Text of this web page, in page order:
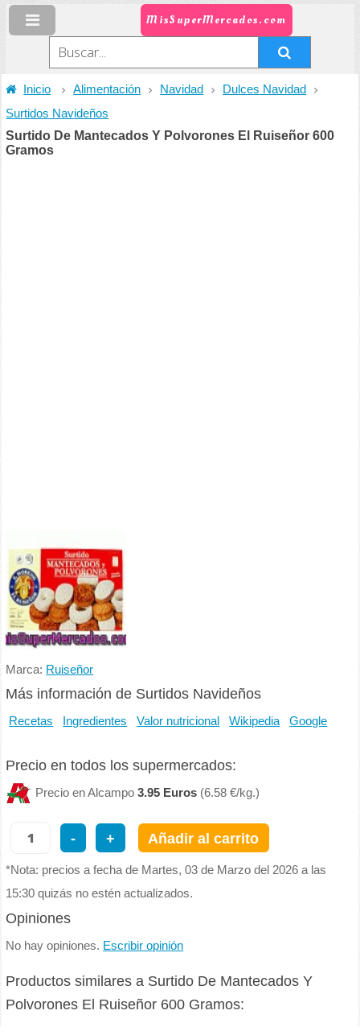
MisSuperMercados.com
Inicio Alimentación Navidad
Dulces Navidad
Surtidos Navideños
Surtido De Mantecados Y Polvorones El Ruiseñor 600
Gramos
Marca: Ruiseñor
Más información de Surtidos Navideños
Recetas Ingredientes Valor nutricional Wikipedia Google
Precio en todos los supermercados:
Precio en Alcampo3.95 Euros (6.58 €/kg.)
- + Añadir al carrito
*Nota: precios a fecha de Martes, 03 de Marzo del 2026 a las
15:30 quizás no estén actualizados.
Opiniones
No hay opiniones. Escribir opinión
Productos similares a Surtido De Mantecados Y
Polvorones El Ruiseñor 600 Gramos: